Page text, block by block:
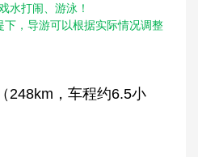
水打闹、游泳！
，导游可以根据实际情况调整
248km，车程约6.5小